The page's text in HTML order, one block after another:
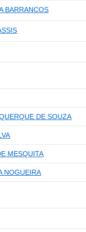
BARRANCOS
DE SOUZA
MESQUITA
NOGUEIRA